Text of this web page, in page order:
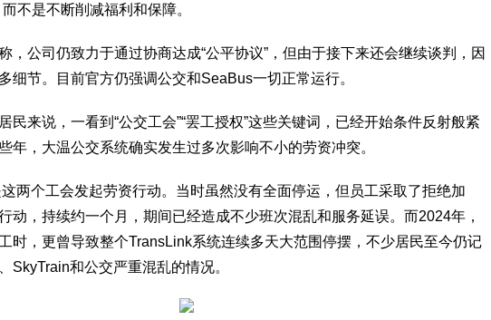
不是不断削减福利和保障。
，公司仍致力于通过协商达成“公平协议”，但由于接下来还会继续谈判，因
细节。目前官方仍强调公交和SeaBus一切正常运行。
民来说，一看到“公交工会”“罢工授权”这些关键词，已经开始条件反射般紧
年，大温公交系统确实发生过多次影响不小的劳资冲突。
两个工会发起劳资行动。当时虽然没有全面停运，但员工采取了拒绝加
动，持续约一个月，期间已经造成不少班次混乱和服务延误。而2024年，
时，更曾导致整个TransLink系统连续多天大范围停摆，不少居民至今仍记
SkyTrain和公交严重混乱的情况。